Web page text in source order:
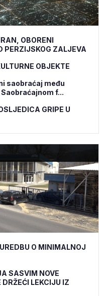
OBORENI
PERZIJSKOG ZALJEVA
OBJEKTE
saobraćaj među
f...
GRIPE U
O MINIMALNOJ
SASVIM NOVE
LEKCIJU IZ